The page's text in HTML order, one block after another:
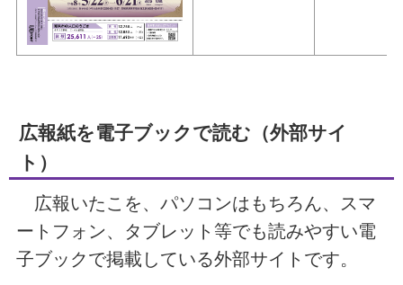
広報紙を電子ブックで読む（外部サイ
ト）
広報いたこを、パソコンはもちろん、スマ
ートフォン、タブレット等でも読みやすい電
子ブックで掲載している外部サイトです。